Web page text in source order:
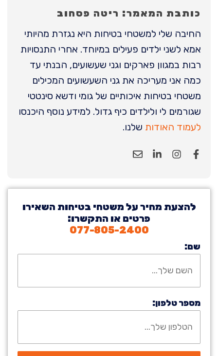
כותבת המאמר: ריטה פסחוב
החיבה שלי למשטחי בטיחות היא נגזרת מהיותי
אמא לשני ילדים פעילים במיוחד. אחרי התנסויות
רבות במגוון פארקים וגני שעשועים, הבנתי עד
כמה אני מעריכה את גני השעשועים המכילים
משטחי בטיחות איכותיים של גומי ודשא סינטטי
שגורמים לי ולילדים כיף גדול. למידע נוסף היכנסו
לעמוד האודות שלנו.
להצעת מחיר על משטחי בטיחות השאירו
פרטים או התקשרו:
077-805-2400
שם:
מספר טלפון: